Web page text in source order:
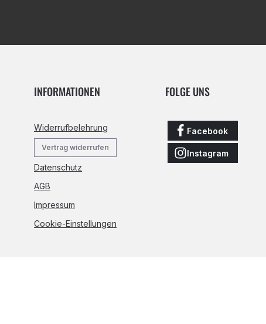
INFORMATIONEN
Widerrufbelehrung
Vertrag widerrufen
Datenschutz
AGB
Impressum
Cookie-Einstellungen
FOLGE UNS
Facebook
Instagram